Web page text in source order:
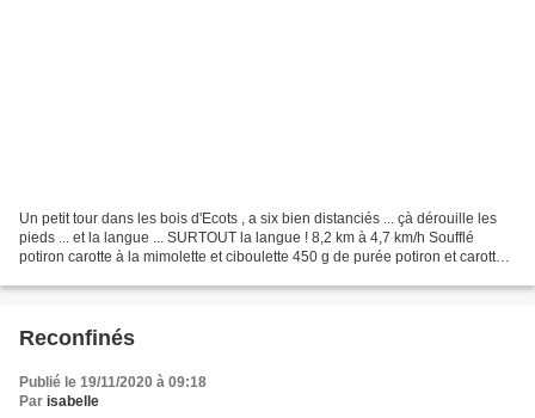
Un petit tour dans les bois d'Ecots , a six bien distanciés ... çà dérouille les
pieds ... et la langue ... SURTOUT la langue ! 8,2 km à 4,7 km/h Soufflé
potiron carotte à la mimolette et ciboulette 450 g de purée potiron et carotte 3
Reconfinés
Publié le 19/11/2020 à 09:18
Par isabelle